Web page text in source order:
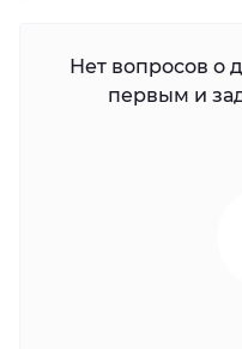
Нет вопросов о
первым и